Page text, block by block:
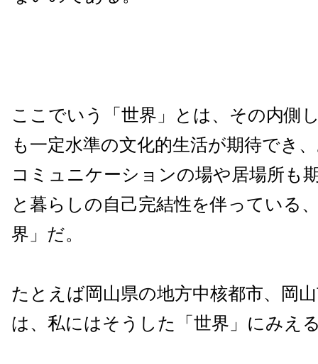
ここでいう「世界」とは、その内側
も一定水準の文化的生活が期待でき
コミュニケーションの場や居場所も
と暮らしの自己完結性を伴っている
界」だ。
たとえば岡山県の地方中核都市、岡
は、私にはそうした「世界」にみえ